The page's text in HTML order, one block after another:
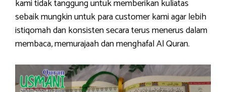
kami tidak tanggung untuk memberikan kuliatas
sebaik mungkin untuk para customer kami agar lebih
istiqomah dan konsisten secara terus menerus dalam
membaca, memurajaah dan menghafal Al Quran.